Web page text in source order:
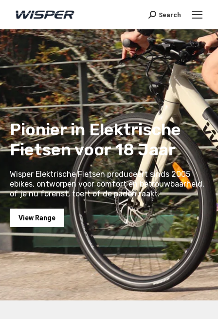
Search
Pionier in Elektrische
Fietsen voor 18 Jaar
Wisper Elektrische Fietsen produceert sinds 2005
ebikes, ontworpen voor comfort en betrouwbaarheid,
of je nu forenst, toert of de paden raakt.
View Range